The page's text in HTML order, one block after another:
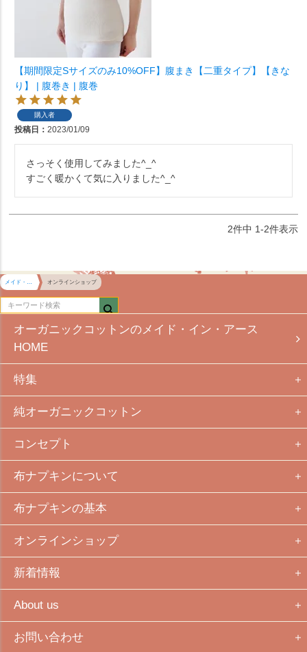
【期間限定Sサイズのみ10%OFF】腹まき【二重タイプ】【きな
り】 | 腹巻き | 腹巻
購入者
投稿日 2023/01/09
さっそく使用してみました^_^
すごく暖かくて気に入りました^_^
2件中 1-2件表示
メイド・イン・アース HOME オンラインショップ
オーガニックコットンのメイド・イン・アース
HOME
特集
純オーガニックコットン
コンセプト
布ナプキンについて
布ナプキンの基本
オンラインショップ
新着情報
About us
お問い合わせ